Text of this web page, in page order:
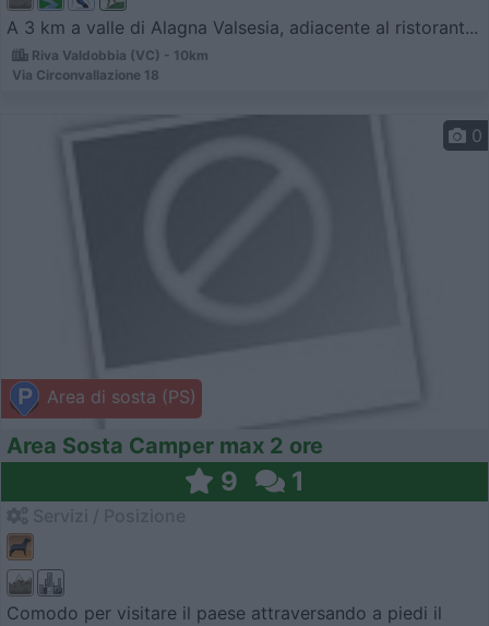
A 3 km a valle di Alagna Valsesia, adiacente al ristorant...
Riva Valdobbia (VC) - 10km
Via Circonvallazione 18
Area di sosta (PS)
0
Area Sosta Camper max 2 ore
9 1
Comodo per visitare il paese attraversando a piedi il